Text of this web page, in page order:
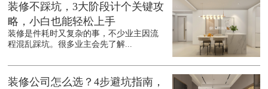
装修不踩坑，3大阶段计个关键攻
略，小白也能轻松上手
装修是件耗时又复杂的事，不少业主因流
程混乱踩坑。很多业主会先了解...
装修公司怎么选？4步避坑指南，